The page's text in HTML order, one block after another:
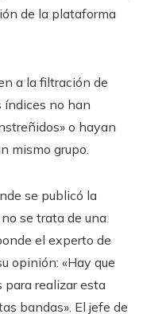
de la plataforma
a la filtración de
índices no han
o hayan
mismo grupo.
se publicó la
se trata de una
el experto de
opinión: «Hay que
para realizar esta
bandas». El jefe de